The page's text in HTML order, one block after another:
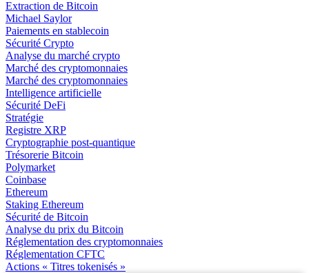
Extraction de Bitcoin
Michael Saylor
Paiements en stablecoin
Sécurité Crypto
Analyse du marché crypto
Marché des cryptomonnaies
Marché des cryptomonnaies
Intelligence artificielle
Sécurité DeFi
Stratégie
Registre XRP
Cryptographie post-quantique
Trésorerie Bitcoin
Polymarket
Coinbase
Ethereum
Staking Ethereum
Sécurité de Bitcoin
Analyse du prix du Bitcoin
Réglementation des cryptomonnaies
Réglementation CFTC
Actions « Titres tokenisés »